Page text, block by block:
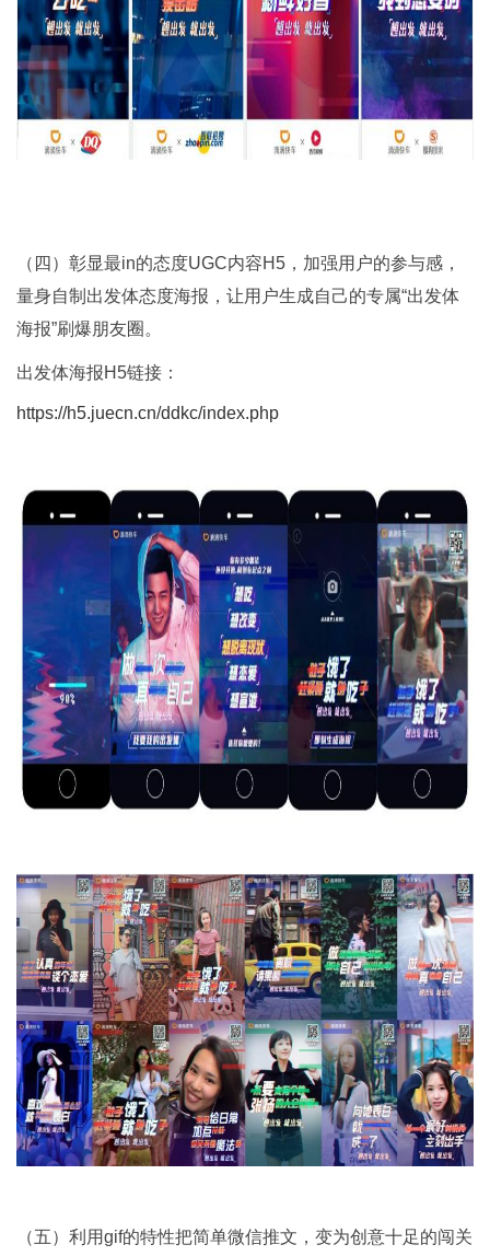
（四）彰显最in的态度UGC内容H5，加强用户的参与感，
量身自制出发体态度海报，让用户生成自己的专属“出发体
海报”刷爆朋友圈。
出发体海报H5链接：
https://h5.juecn.cn/ddkc/index.php
（五）利用gif的特性把简单微信推文，变为创意十足的闯关